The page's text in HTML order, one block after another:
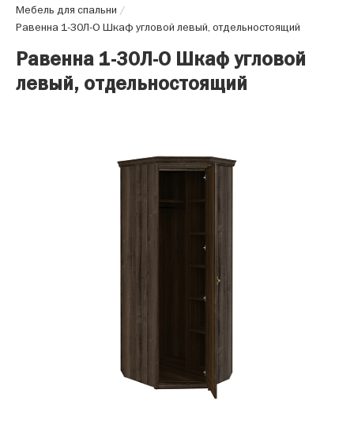
Мебель для спальни /
Равенна 1-30Л-О Шкаф угловой левый, отдельностоящий
Равенна 1-30Л-О Шкаф угловой
левый, отдельностоящий